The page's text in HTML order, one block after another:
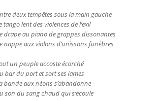
deux tempêtes sous la main gauche
tango lent des violences de l’exil
drape au piano de grappes dissonantes
nappe aux violons d’unissons funèbres
un peuple accoste écorché
bar du port et sort ses lames
bande aux néons s’abandonne
son du sang chaud qui s‘écoule